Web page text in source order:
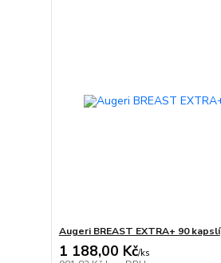
Augeri BREAST EXTRA+ 90 kapslí
1 188,00 Kč/ks